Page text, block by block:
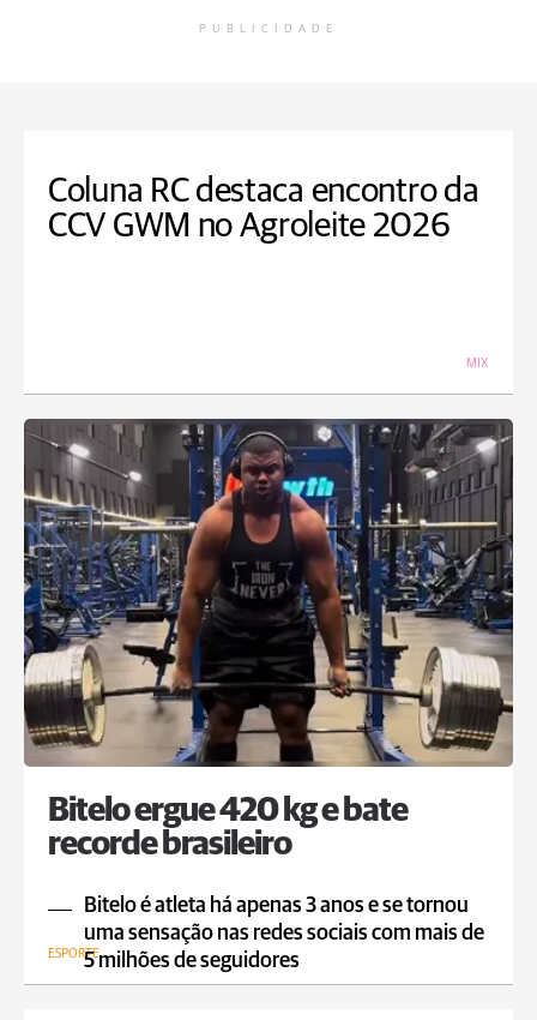
PUBLICIDADE
Coluna RC destaca encontro da
CCV GWM no Agroleite 2026
MIX
Bitelo ergue 420 kg e bate
recorde brasileiro
Bitelo é atleta há apenas 3 anos e se tornou
uma sensação nas redes sociais com mais de
5 milhões de seguidores
ESPORTE